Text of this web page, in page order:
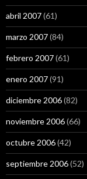
abril 2007(61)
marzo 2007(84)
febrero 2007(61)
enero 2007(91)
diciembre 2006(82)
noviembre 2006(66)
octubre 2006(42)
septiembre 2006(52)